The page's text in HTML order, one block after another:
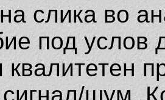
слика во
под услов
квалитетен
шум.